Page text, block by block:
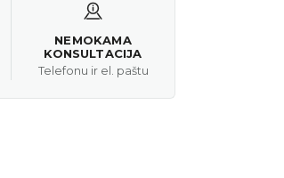
NEMOKAMA
KONSULTACIJA
Telefonu ir el. paštu